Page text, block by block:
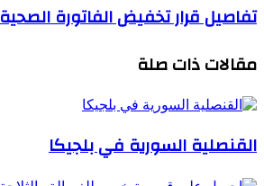
تفاصيل قرار تخفيض الفاتورة
مقالات ذات صلة
القنصلية السورية في بلجيكا